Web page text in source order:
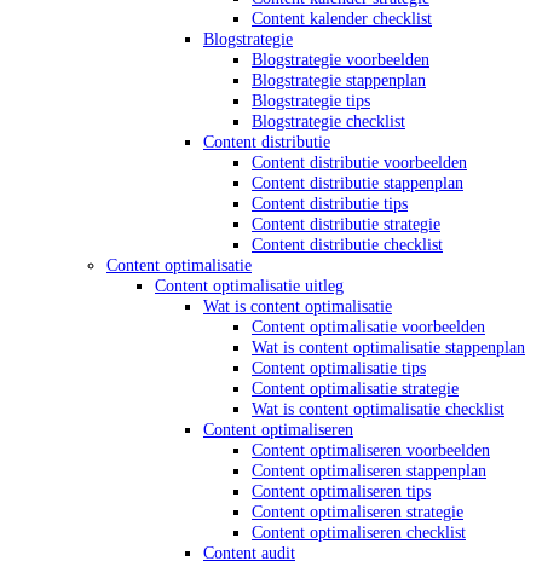
Content kalender checklist
Blogstrategie
Blogstrategie voorbeelden
Blogstrategie stappenplan
Blogstrategie tips
Blogstrategie checklist
Content distributie
Content distributie voorbeelden
Content distributie stappenplan
Content distributie tips
Content distributie strategie
Content distributie checklist
Content optimalisatie
Content optimalisatie uitleg
Wat is content optimalisatie
Content optimalisatie voorbeelden
Wat is content optimalisatie stappenplan
Content optimalisatie tips
Content optimalisatie strategie
Wat is content optimalisatie checklist
Content optimaliseren
Content optimaliseren voorbeelden
Content optimaliseren stappenplan
Content optimaliseren tips
Content optimaliseren strategie
Content optimaliseren checklist
Content audit